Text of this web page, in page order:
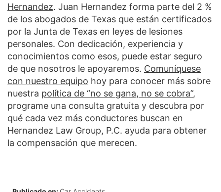
Hernandez. Juan Hernandez forma parte del 2 %
de los abogados de Texas que están certificados
por la Junta de Texas en leyes de lesiones
personales. Con dedicación, experiencia y
conocimientos como esos, puede estar seguro
de que nosotros le apoyaremos. Comuníquese
con nuestro equipo hoy para conocer más sobre
nuestra política de “no se gana, no se cobra”,
programe una consulta gratuita y descubra por
qué cada vez más conductores buscan en
Hernandez Law Group, P.C. ayuda para obtener
la compensación que merecen.